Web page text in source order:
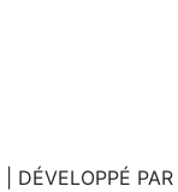
| DÉVELOPPÉ PAR